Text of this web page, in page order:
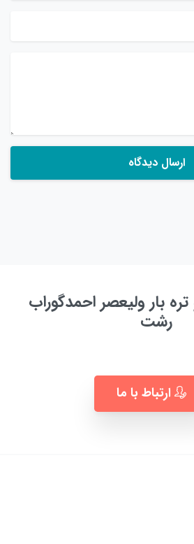
بار ولیعصر احمدگوراب
رشت
ارتباط با ما